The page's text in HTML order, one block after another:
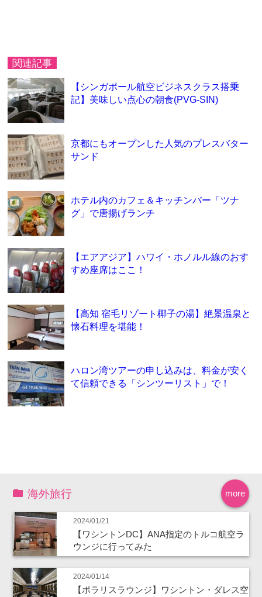
関連記事
【シンガポール航空ビジネスクラス搭乗
記】美味しい点心の朝食(PVG-SIN)
京都にもオープンした人気のプレスバター
サンド
ホテル内のカフェ＆キッチンバー「ツナ
グ」で唐揚げランチ
【エアアジア】ハワイ・ホノルル線のおす
すめ座席はここ！
【高知 宿毛リゾート椰子の湯】絶景温泉と
懐石料理を堪能！
ハロン湾ツアーの申し込みは、料金が安く
て信頼できる「シンツーリスト」で！
more
海外旅行
2024/01/21
【ワシントンDC】ANA指定のトルコ航空ラ
ウンジに行ってみた
2024/01/14
【ポラリスラウンジ】ワシントン・ダレス空